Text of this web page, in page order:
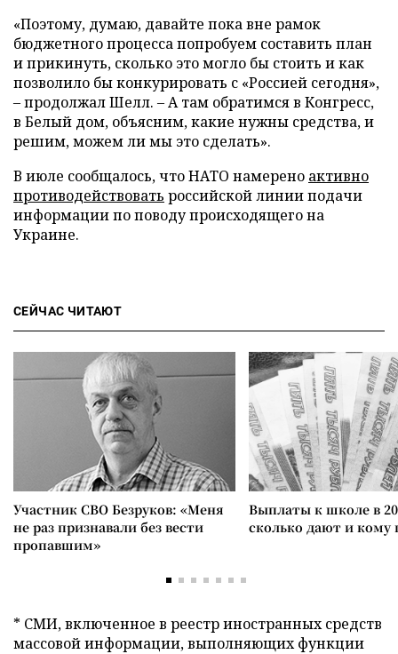
«Поэтому, думаю, давайте пока вне рамок
бюджетного процесса попробуем составить план
и прикинуть, сколько это могло бы стоить и как
позволило бы конкурировать с «Россией сегодня»,
– продолжал Шелл. – А там обратимся в Конгресс,
в Белый дом, объясним, какие нужны средства, и
решим, можем ли мы это сделать».
В июле сообщалось, что НАТО намерено активно
противодействовать российской линии подачи
информации по поводу происходящего на
Украине.
СЕЙЧАС ЧИТАЮТ
Участник СВО Безруков: «Меня
не раз признавали без вести
пропавшим»
Выплаты к школе в
сколько дают и
* СМИ, включенное в реестр иностранных средств
массовой информации, выполняющих функции